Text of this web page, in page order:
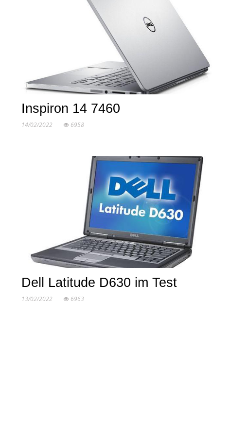
Inspiron 14 7460
14/02/2022 6958
Dell Latitude D630 im Test
13/02/2022 6963